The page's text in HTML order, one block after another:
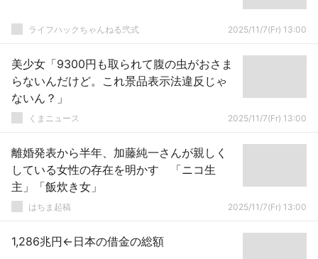
ライフハックちゃんねる弐式 2025/11/7(Fr) 13:00
美少女「9300円も取られて腹の虫がおさま
らないんだけど。これ景品表示法違反じゃ
ないん？」
くまニュース 2025/11/7(Fr) 13:00
離婚発表から半年、加藤純一さんが親しく
している女性の存在を明かす 「ニコ生
主」「飯炊き女」
はちま起稿 2025/11/7(Fr) 13:00
1,286兆円←日本の借金の総額